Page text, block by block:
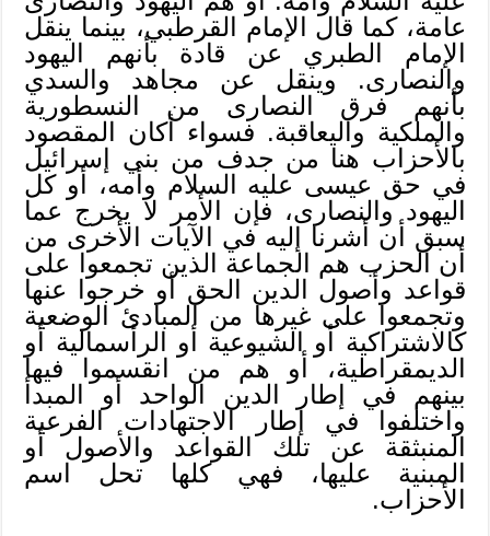
عامة، كما قال الإمام القرطبي، بينما ينقل
الإمام الطبري عن قادة بأنهم اليهود
والنصارى. وينقل عن مجاهد والسدي
بأنهم فرق النصارى من النسطورية
والملكية واليعاقبة. فسواء أكان المقصود
بالأحزاب هنا من جدف من بني إسرائيل
في حق عيسى عليه السلام وأمه، أو كل
اليهود والنصارى، فإن الأمر لا يخرج عما
سبق أن أشرنا إليه في الآيات الأخرى من
أن الحزب هم الجماعة الذين تجمعوا على
قواعد وأصول الدين الحق أو خرجوا عنها
وتجمعوا على غيرها من المبادئ الوضعية
كالاشتراكية أو الشيوعية أو الرأسمالية أو
الديمقراطية، أو هم من انقسموا فيها
بينهم في إطار الدين الواحد أو المبدأ
واختلفوا في إطار الاجتهادات الفرعية
المنبثقة عن تلك القواعد والأصول أو
المبنية عليها، فهي كلها تحل اسم
الأحزاب.